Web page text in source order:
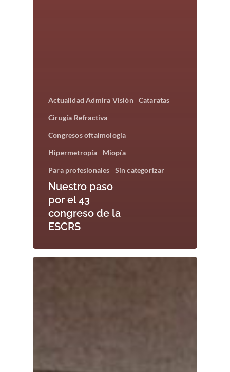
Actualidad Admira Visión Cataratas
Cirugía Refractiva
Congresos oftalmología
Hipermetropía
Miopía
Para profesionales
Sin categorizar
Nuestro paso
por el 43
congreso de la
ESCRS